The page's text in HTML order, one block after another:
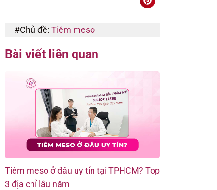
#Chủ đề: Tiêm meso
Bài viết liên quan
Tiêm meso ở đâu uy tín tại TPHCM? Top
3 địa chỉ lâu năm